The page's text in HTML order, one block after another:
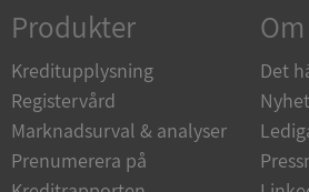
Produkter
Kreditupplysning
Registervård
Marknadsurval & analyser
Prenumerera på
Det
kärnwebbplatsfunktioner som
och kontohantering. Webbplatsen
användas ordentligt utan strikt
Namn